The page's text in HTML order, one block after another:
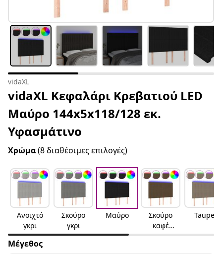
vidaXL
vidaXL Κεφαλάρι Κρεβατιού LED
Μαύρο 144x5x118/128 εκ.
Υφασμάτινο
Χρώμα(8 διαθέσιμες επιλογές)
Ανοιχτό
γκρι
Σκούρο
γκρι
Μαύρο
Σκούρο
καφέ
Σκούρο
Taupe
Μέγεθος